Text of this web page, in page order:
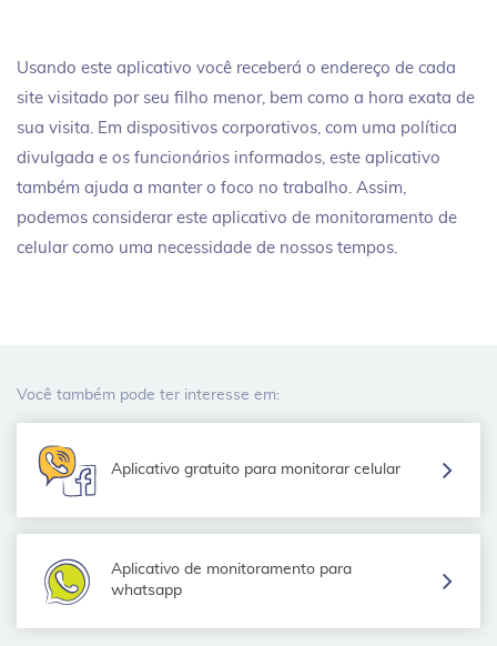
Usando este aplicativo você receberá o endereço de cada
site visitado por seu filho menor, bem como a hora exata de
sua visita. Em dispositivos corporativos, com uma política
divulgada e os funcionários informados, este aplicativo
também ajuda a manter o foco no trabalho. Assim,
podemos considerar este aplicativo de monitoramento de
celular como uma necessidade de nossos tempos.
Você também pode ter interesse em:
Aplicativo gratuito para monitorar celular
Aplicativo de monitoramento para
whatsapp